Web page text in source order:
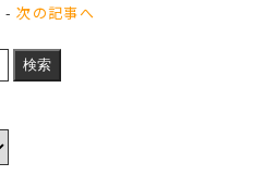
-次の記事へ
検索